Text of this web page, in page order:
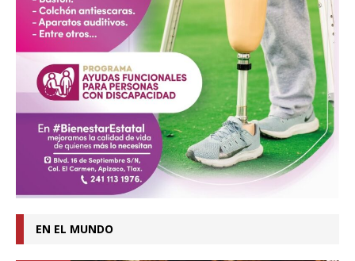
EN EL MUNDO